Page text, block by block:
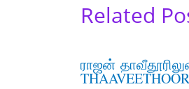
Related
ராஜன்